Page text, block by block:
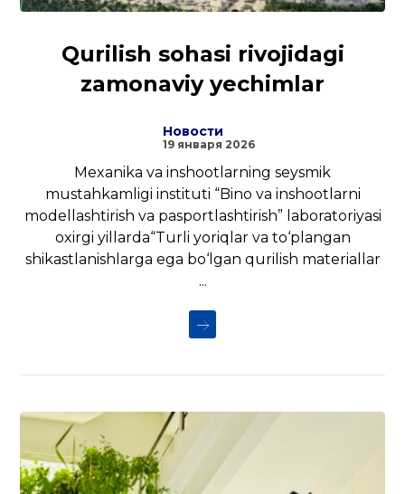
Qurilish sohasi rivojidagi
zamonaviy yechimlar
Новости
19 января 2026
Mexanika va inshootlarning seysmik
mustahkamligi instituti “Bino va inshootlarni
modellashtirish va pasportlashtirish” laboratoriyasi
oxirgi yillarda“Turli yoriqlar va to‘plangan
shikastlanishlarga ega bo‘lgan qurilish materiallar
...